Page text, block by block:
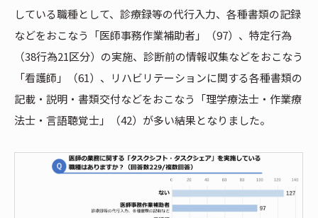
している職種として、診療録等の代行入力、各種書類の記録
などをおこなう「医師事務作業補助者」（97）、特定行為
（38行為21区分）の実施、診断前の情報収集などをおこなう
「看護師」（61）、リハビリテーションに関する各種書類の
記載・説明・書類交付などをおこなう「理学療法士・作業療
法士・言語聴覚士」（42）が多い結果となりました。